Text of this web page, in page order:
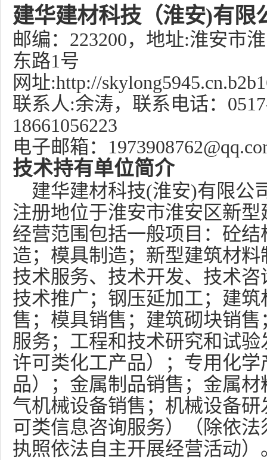
建华建材科技（淮安)有限
邮编： 223200，地址:淮安市
东路1号
网址:http://
联系人:余涛，联系电话：
18661056223
电子邮箱：
技术持有单位简介
建华建材科技(淮安)有限公
注册地位于淮安市淮安区新
经营范围包括一般项目：砼
造；模具制造；新型建筑材
技术服务、技术开发、技术
技术推广；钢压延加工；建
售；模具销售；建筑砌块销
服务；工程和技术研究和试
许可类化工产品）；专用化
品）；金属制品销售；金属
气机械设备销售；机械设备
可类信息咨询服务）（除依
执照依法自主开展经营活动）